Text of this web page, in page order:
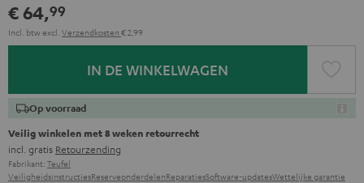
€ 64,99
Incl. btwexcl. Verzendkosten € 2,99
IN DE WINKELWAGEN
Op voorraad
Veilig winkelen met 8 weken retourrecht
incl. gratis Retourzending
Fabrikant: Teufel
VeiligheidsinstructiesReserveonderdelenReparatiesSoftware-updatesWettelijke garantie